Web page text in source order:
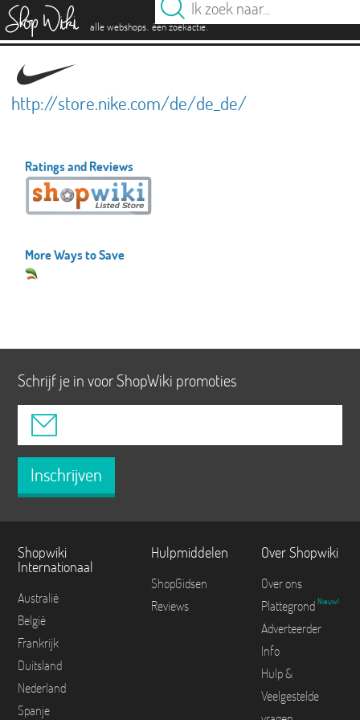
alle webshops. één zoekactie.
http://store.nike.com/de/de_de/
Ratings and Reviews
More Ways to Save
Schrijf je in voor ShopWiki promoties
Inschrijven
Shopwiki
Internationaal
Australië
België
Frankrijk
Duitsland
Nederland
Spanje
Hulpmiddelen
ShopGidsen
Reviews
Over Shopwiki
Over ons
Plattegrond Nieuw!
Adverteerder
Info
Hulp &
Veelgestelde